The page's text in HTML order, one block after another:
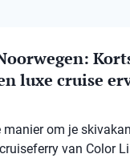
luxe cruise
manier om je
van Color